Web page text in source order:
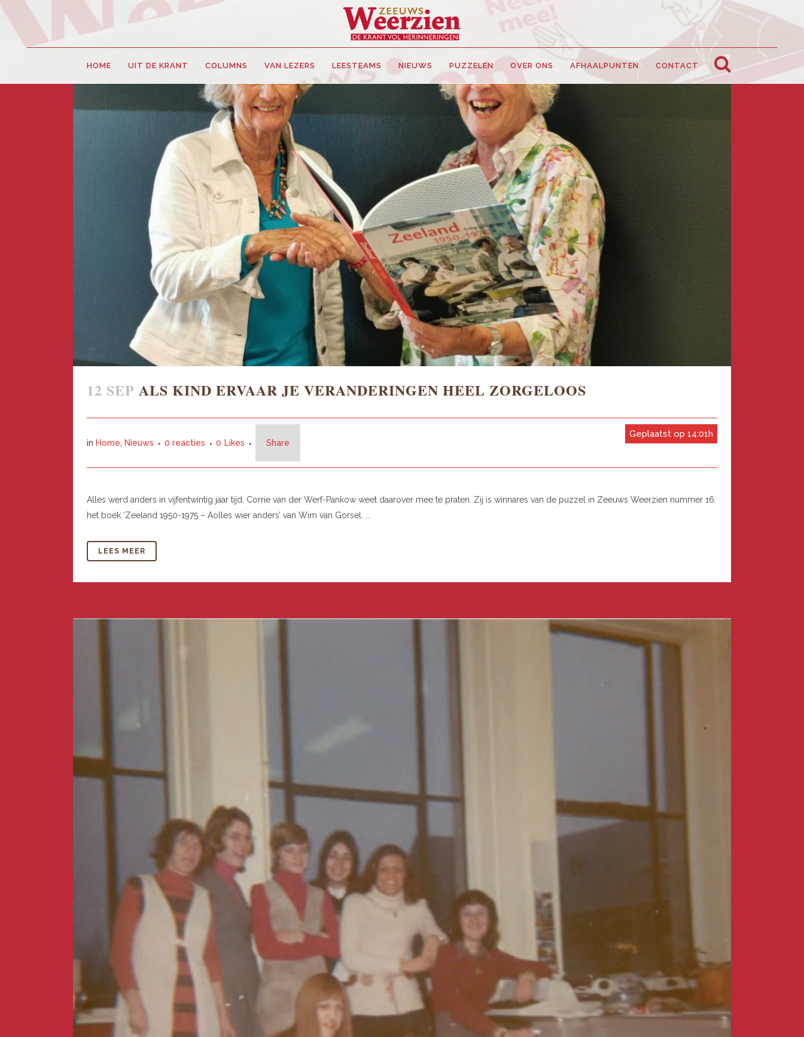
HOME UIT DE KRANT COLUMNS VAN LEZERS LEESTEAMS NIEUWS PUZZELEN OVER ONS AFHAALPUNTEN CONTACT
12 SEP ALS KIND ERVAAR JE VERANDERINGEN HEEL ZORGELOOS
Geplaatst op 14:01h
in Home, Nieuws 0 reacties 0 Likes Share
Alles werd anders in vijfentwintig jaar tijd. Corrie van der Werf-Pankow weet daarover mee te praten. Zij is winnares van de puzzel in Zeeuws Weerzien nummer 16:
het boek ‘Zeeland 1950-1975 – Aolles wier anders’ van Wim van Gorsel. ...
LEES MEER